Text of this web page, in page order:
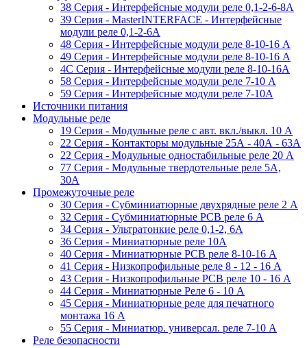
38 Cерия - Интерфейсные модули реле 0,1-2-6-8А
39 Cерия - MasterINTERFACE - Интерфейсные
модули реле 0,1-2-6А
48 Cерия - Интерфейсные модули реле 8-10-16 A
49 Серия - Интерфейсные модули реле 8-10-16 A
4C Серия - Интерфейсные модули реле 8-10-16А
58 Серия - Интерфейсные модули реле 7-10 A
59 Серия - Интерфейсные модули реле 7-10А
Источники питания
Модульные реле
19 Cерия - Модульные реле с авт. вкл./выкл. 10 A
22 Серия - Контакторы модульные 25А - 40А - 63А
22 Серия - Модульные одностабильные реле 20 A
77 Серия - Модульные твердотельные реле 5А,
30А
Промежуточные реле
30 Серия - Субминиатюрные двухрядные реле 2 A
32 Серия - Субминиатюрные PCB реле 6 A
34 Серия - Ультратонкие реле 0,1-2, 6A
36 Серия - Миниатюрные реле 10А
40 Серия - Миниатюрные PCB реле 8-10-16 A
41 Серия - Низкопрофильные реле 8 - 12 - 16 A
43 Серия - Низкопрофильные PCB реле 10 - 16 A
44 Серия - Миниатюрные Реле 6 - 10 A
45 Серия - Миниатюрные реле для печатного
монтажа 16 A
55 Cерия - Миниатюр. универсал. реле 7-10 A
Реле безопасности